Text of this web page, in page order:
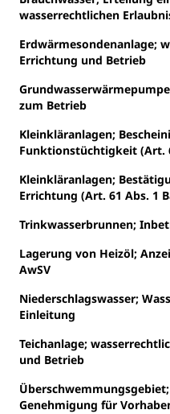
wasserrechtlichen
Erdwärmesondenanlage;
Errichtung und Betrieb
zum Betrieb
Kleinkläranlagen;
Funktionstüchtigkeit (Art.
Kleinkläranlagen;
Errichtung (Art. 61 Abs. 1
Trinkwasserbrunnen;
Lagerung von Heizöl;
AwSV
Niederschlagswasser;
Einleitung
Teichanlage;
und Betrieb
Genehmigung für